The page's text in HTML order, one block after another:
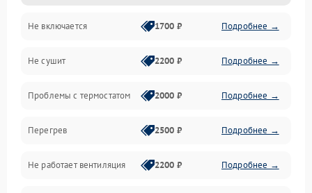
Механические повреждения
Оптика
Программное обеспечение
Датчики
Безопасность
Не включается 1700 ₽ Подробнее →
Не сушит 2200 ₽ Подробнее →
Проблемы с термостатом 2000 ₽ Подробнее →
Перегрев 2500 ₽ Подробнее →
Не работает вентиляция 2200 ₽ Подробнее →